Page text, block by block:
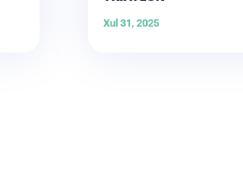
Xul 31, 2025